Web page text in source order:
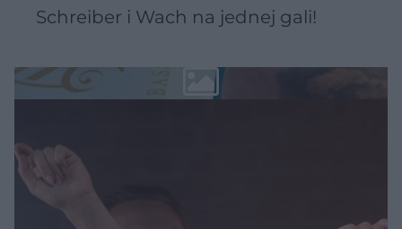
Schreiber i Wach na jednej gali!